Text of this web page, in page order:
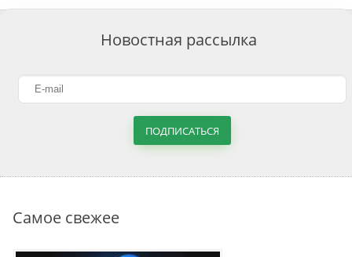
Новостная рассылка
ПОДПИСАТЬСЯ
Самое свежее